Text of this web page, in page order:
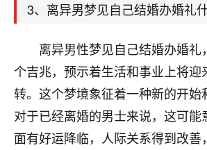
3、离异男梦见自己结婚办婚礼
离异男性梦见自己结婚办婚礼
个吉兆，预示着生活和事业上将迎
转。这个梦境象征着一种新的开始
对于已经离婚的男士来说，这可能
面有好运降临，人际关系得到改善
太阳当空赵：我也做餐饮的，
址、风水、还有开业日子，哪
大环境不好，但是我家生意还
刚找老师做了补财库，希望
2小时前 来自海南
梦醒时分